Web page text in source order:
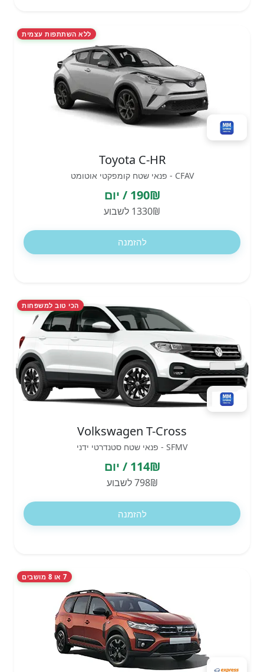
ללא השתתפות עצמית
Toyota C-HR
CFAV - פנאי שטח קומפקטי אוטומט
190₪ / יום
1330₪ לשבוע
להזמנה
הכי טוב למשפחות
Volkswagen T-Cross
SFMV - פנאי שטח סטנדרטי ידני
114₪ / יום
798₪ לשבוע
להזמנה
7 או 8 מושבים